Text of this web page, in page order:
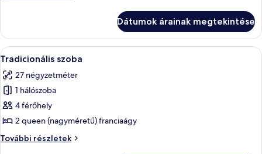
Dátumok árainak megtekintése
A
következő
szoba
összes
képének
megtekintése:
Tradicionális
szoba
Egy vízi park, melyben számos
5
Tradicionális szoba
27 négyzetméter
1 hálószoba
4 férőhely
2 queen (nagyméretű) franciaágy
További részletek
Tradicionális